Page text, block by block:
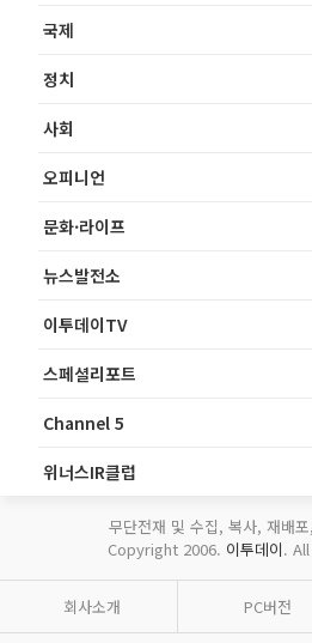
국제
정치
사회
오피니언
문화·라이프
뉴스발전소
이투데이TV
스페셜리포트
Channel 5
위너스IR클럽
무단전재 및 수집, 복사, 재배
Copyright 2006. 이투데이.
회사소개 PC버전